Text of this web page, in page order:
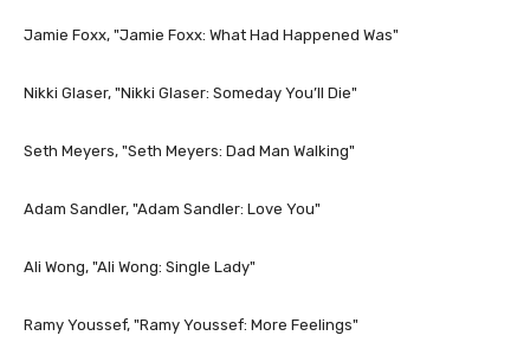
Jamie Foxx, "Jamie Foxx: What Had Happened Was"
Nikki Glaser, "Nikki Glaser: Someday You’ll Die"
Seth Meyers, "Seth Meyers: Dad Man Walking"
Adam Sandler, "Adam Sandler: Love You"
Ali Wong, "Ali Wong: Single Lady"
Ramy Youssef, "Ramy Youssef: More Feelings"